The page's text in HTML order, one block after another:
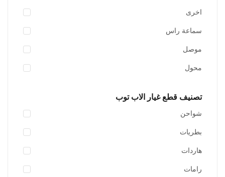
اخرى
سماعة راس
موصل
محول
تصنيف قطع غيار الاب توب
شواحن
بطريات
هاردات
رامات